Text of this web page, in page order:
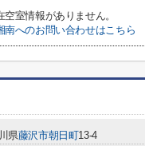
空室情報がありません。
南へのお問い合わせはこちら
県藤沢市朝日町13-4